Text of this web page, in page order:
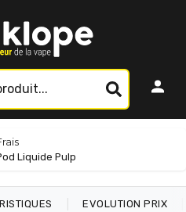
Liquide Pulp
EVOLUTION PRIX